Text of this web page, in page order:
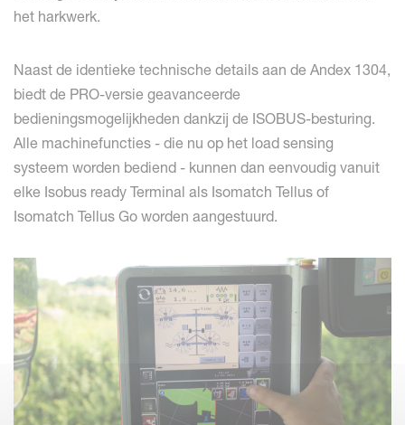
het harkwerk.
Naast de identieke technische details aan de Andex 1304,
biedt de PRO-versie geavanceerde
bedieningsmogelijkheden dankzij de ISOBUS-besturing.
Alle machinefuncties - die nu op het load sensing
systeem worden bediend - kunnen dan eenvoudig vanuit
elke Isobus ready Terminal als Isomatch Tellus of
Isomatch Tellus Go worden aangestuurd.